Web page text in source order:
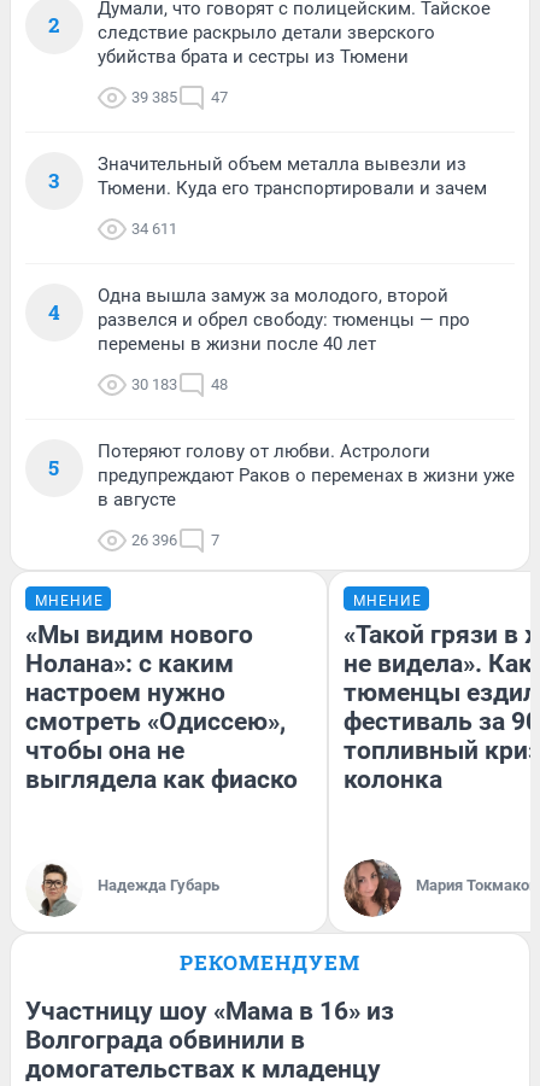
2
Думали, что говорят с полицейским. Тайское
следствие раскрыло детали зверского
убийства брата и сестры из Тюмени
39 385 47
3
Значительный объем металла вывезли из
Тюмени. Куда его транспортировали и зачем
34 611
4
Одна вышла замуж за молодого, второй
развелся и обрел свободу: тюменцы — про
перемены в жизни после 40 лет
30 183 48
5
Потеряют голову от любви. Астрологи
предупреждают Раков о переменах в жизни уже
в августе
26 396 7
МНЕНИЕ
«Мы видим нового
Нолана»: с каким
настроем нужно
смотреть «Одиссею»,
чтобы она не
выглядела как фиаско
Надежда Губарь
МНЕНИЕ
«Такой грязи в
не видела». Как
тюменцы
фестиваль за
топливный
колонка
Мария
РЕКОМЕНДУЕМ
Участницу шоу «Мама в 16» из
Волгограда обвинили в
домогательствах к младенцу